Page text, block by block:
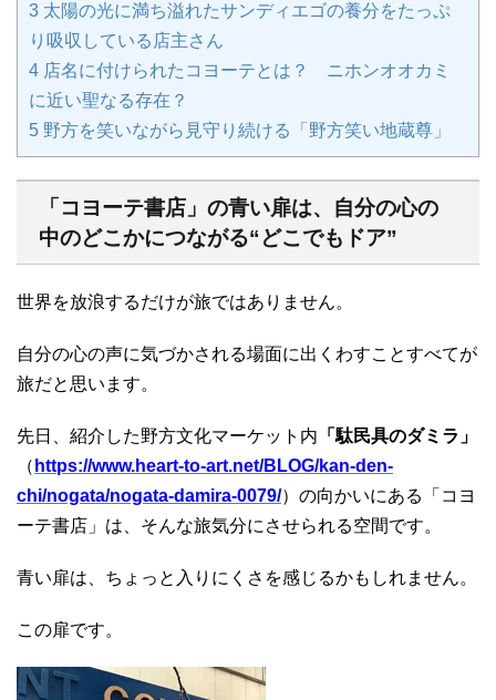
3 太陽の光に満ち溢れたサンディエゴの養分をたっぷ
り吸収している店主さん
4 店名に付けられたコヨーテとは？ ニホンオオカミ
に近い聖なる存在？
5 野方を笑いながら見守り続ける「野方笑い地蔵尊」
「コヨーテ書店」の青い扉は、自分の心の
中のどこかにつながる“どこでもドア”
世界を放浪するだけが旅ではありません。
自分の心の声に気づかされる場面に出くわすことすべてが
旅だと思います。
先日、紹介した野方文化マーケット内 「駄民具のダミラ」
（ https://www.heart-to-art.net/BLOG/kan-den-
chi/nogata/nogata-damira-0079/）の向かいにある「コヨ
ーテ書店」は、そんな旅気分にさせられる空間です。
青い扉は、ちょっと入りにくさを感じるかもしれません。
この扉です。